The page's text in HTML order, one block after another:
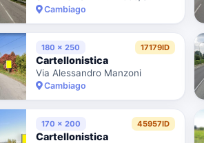
Cambiago
180 x 250 17179ID
Cartellonistica
Via Alessandro Manzoni
Cambiago
170 x 200 45957ID
Cartellonistica